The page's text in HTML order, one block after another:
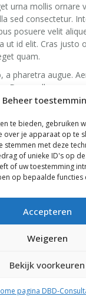
Beheer
te bieden, gebruiken
over je apparaat op te
stemmen met deze
of unieke ID's op
of uw toestemming
op bepaalde functies
Accepteren
Weigeren
Bekijk voorkeuren
pagina DBD-
urna mollis ornare
sed consectetur.
posuere velit
ut id elit. Cras justo
quam.
a pharetra augue.
Donec ullamcorper
sed diam eget
Consultancy. All